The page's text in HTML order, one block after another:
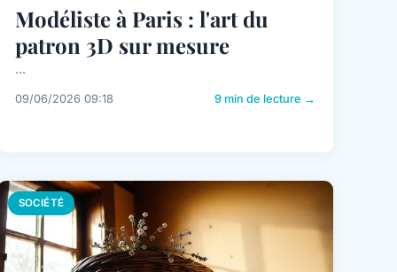
Modéliste à Paris : l'art du
patron 3D sur mesure
...
09/06/2026 09:18 9 min de lecture →
SOCIÉTÉ